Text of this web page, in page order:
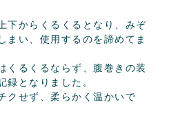
下からくるくるとなり、みぞ
まい、使用するのを諦めてま
くるくるならず、腹巻きの装
録となりました。
クせず、柔らかく温かいで